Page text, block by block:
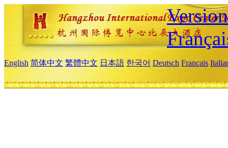
English 简体中文 繁體中文 日本語 한국어 Deutsch Français